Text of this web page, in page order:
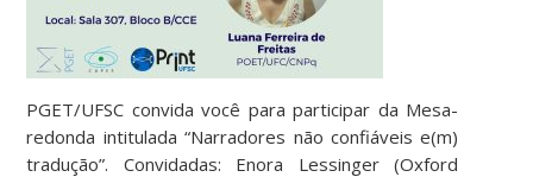
PGET/UFSC convida você para participar da Mesa-
redonda intitulada “Narradores não confiáveis e(m)
tradução”. Convidadas: Enora Lessinger (Oxford